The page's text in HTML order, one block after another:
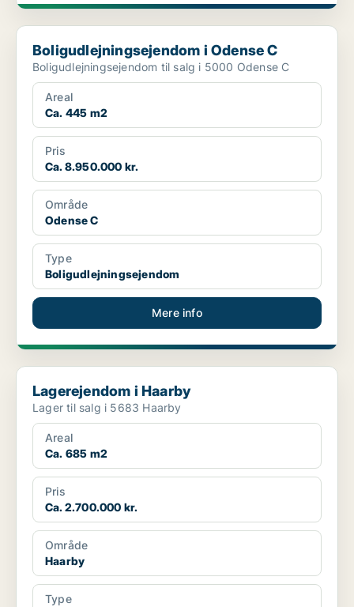
Boligudlejningsejendom i Odense C
Boligudlejningsejendom i Odense C
Boligudlejningsejendom til salg i 5000 Odense C
Areal
Ca. 445 m2
Pris
Ca. 8.950.000 kr.
Område
Odense C
Type
Boligudlejningsejendom
Mere info
Lagerejendom i Haarby
Lagerejendom i Haarby
Lager til salg i 5683 Haarby
Areal
Ca. 685 m2
Pris
Ca. 2.700.000 kr.
Område
Haarby
Type